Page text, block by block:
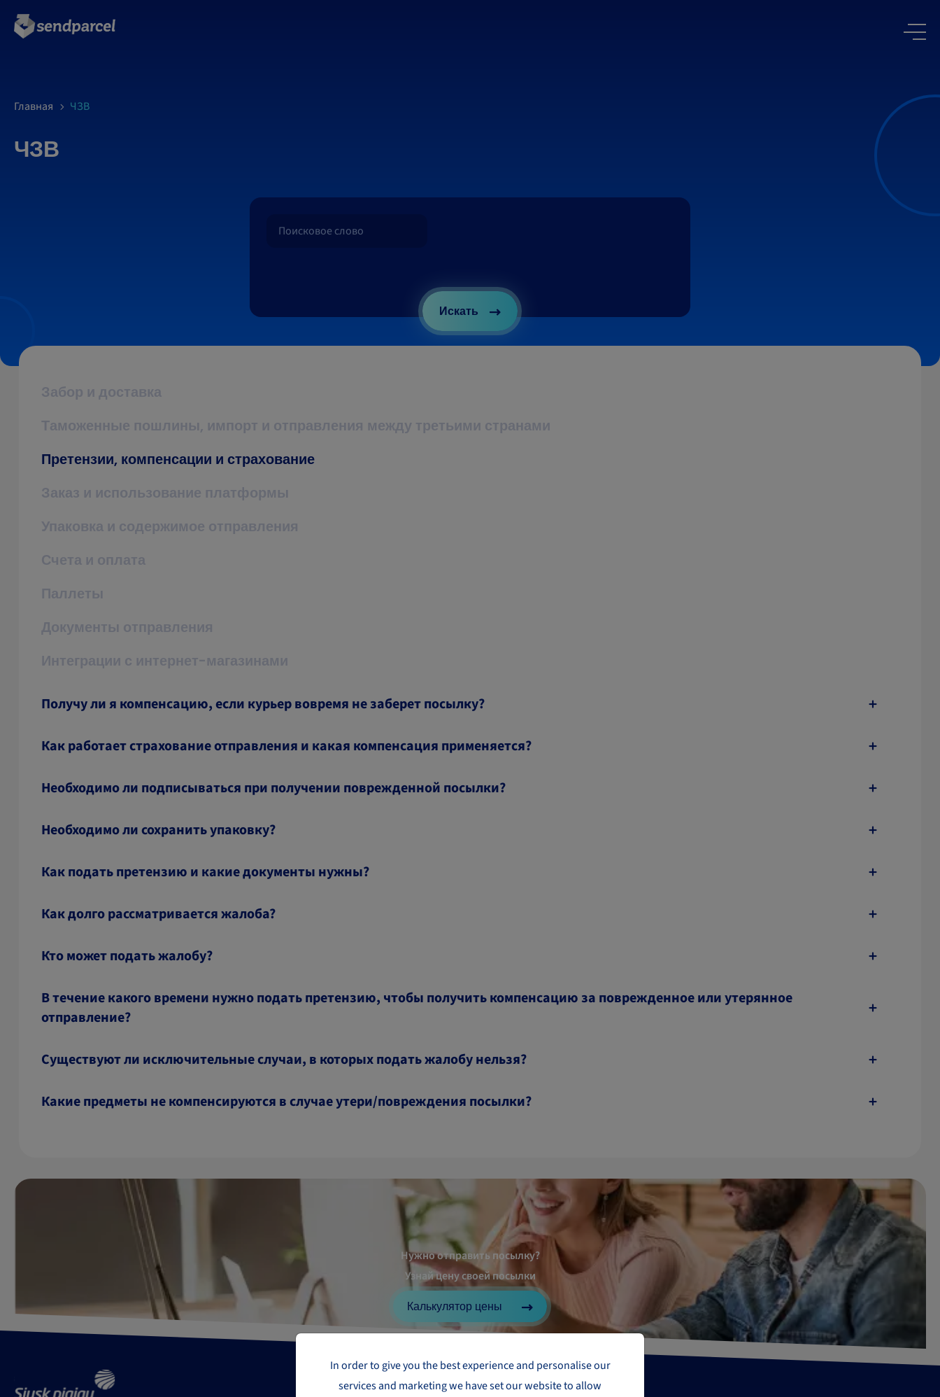
Главная ЧЗВ
ЧЗВ
Искать
Забор и доставка
Таможенные пошлины, импорт и отправления между третьими странами
Претензии, компенсации и страхование
Заказ и использование платформы
Упаковка и содержимое отправления
Счета и оплата
Паллеты
Документы отправления
Интеграции с интернет-магазинами
Получу ли я компенсацию, если курьер вовремя не заберет посылку?
Как работает страхование отправления и какая компенсация применяется?
Необходимо ли подписываться при получении поврежденной посылки?
Необходимо ли сохранить упаковку?
Как подать претензию и какие документы нужны?
Как долго рассматривается жалоба?
Кто может подать жалобу?
В течение какого времени нужно подать претензию, чтобы получить компенсацию за поврежденное или утерянное
отправление?
Существуют ли исключительные случаи, в которых подать жалобу нельзя?
Какие предметы не компенсируются в случае утери/повреждения посылки?
Нужно отправить посылку?
Узнай цену своей посылки
Калькулятор цены
In order to give you the best experience and personalise our
services and marketing we have set our website to allow